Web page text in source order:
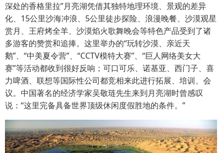
深处的香格里拉”月亮湖凭借其独特地理环境、景观的差异
化、15公里沙海冲浪、5公里徒步探险、浪漫晚餐、沙漠观星
赏月、王府烤全羊、沙漠焰火歌舞晚会等特色产品受到了诸
多游客的赞赏和追捧。这里举办的“玩转沙漠、亲近天
鹅”、“中美夏令营”、“CCTV模特大赛”、“巨人网络美女大
赛”等活动都收到很好反响；可口可乐、诺基亚、西门子、喜
力啤酒、联想等国际性公司都竞相来此进行拓展、培训、会
议。中国著名的经济学家吴敬琏先生来到月亮湖时曾感叹
说：“这里完备具备世界顶级休闲度假胜地的条件。”